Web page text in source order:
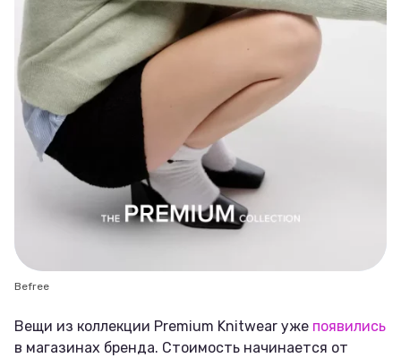
Befree
Вещи из коллекции Premium Knitwear уже появились
в магазинах бренда. Стоимость начинается от